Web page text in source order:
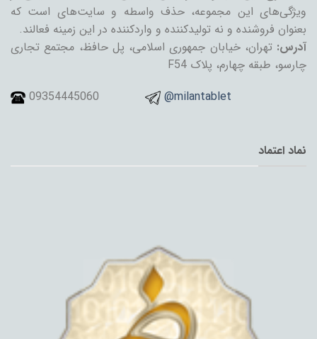
ویژگی‌های این مجموعه، حذف واسطه و سایت‌های است که
بعنوان فروشنده و نه تولیدکننده و واردکننده در این زمینه فعالند.
آدرس: تهران، خیابان جمهوری اسلامی، پل حافظ، مجتمع تجاری
چارسو، طبقه چهارم، پلاک F54
09354445060
@milantablet
نماد اعتماد